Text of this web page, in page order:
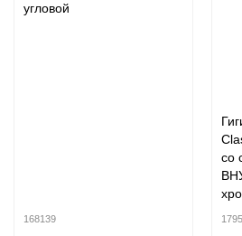
угловой
168139
со